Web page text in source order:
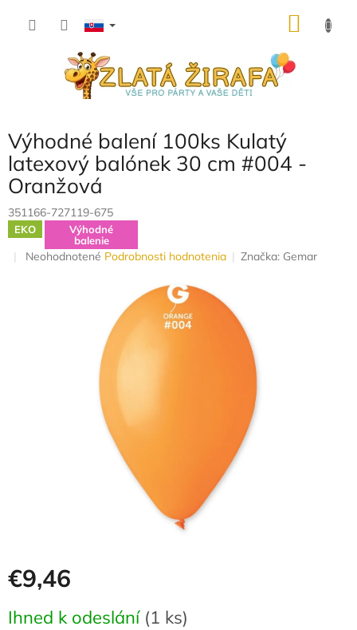
Výhodné balení 100ks Kulatý
latexový balónek 30 cm #004 -
Oranžová
351166-727119-675
EKO
Výhodné
balenie
Priemerné
Neohodnotené Podrobnosti hodnotenia Značka: Gemar
€9,46
cena:
Ihned k odeslání (1 ks)